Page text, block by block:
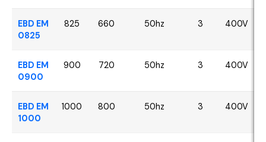
EBD EM
0825
825 660 50hz 3 400V
EBD EM
0900
900 720 50hz 3 400V
EBD EM
1000
1000 800 50hz 3 400V